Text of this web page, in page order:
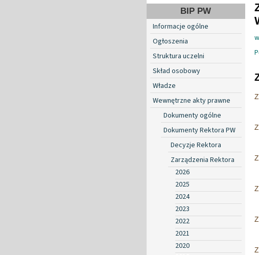
BIP PW
Informacje ogólne
Ogłoszenia
Struktura uczelni
Skład osobowy
Władze
Wewnętrzne akty prawne
Dokumenty ogólne
Dokumenty Rektora PW
Decyzje Rektora
Zarządzenia Rektora
2026
2025
2024
2023
2022
2021
2020